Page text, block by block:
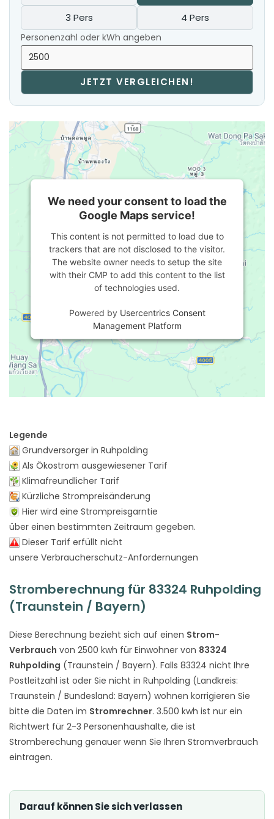
3 Pers
4 Pers
Personenzahl oder kWh angeben
JETZT VERGLEICHEN!
We need your consent to load the
Google Maps service!
This content is not permitted to load due to
trackers that are not disclosed to the visitor.
The website owner needs to setup the site
with their CMP to add this content to the list
of technologies used.
Powered by Usercentrics Consent
Management Platform
Legende
Grundversorger in Ruhpolding
Als Ökostrom ausgewiesener Tarif
Klimafreundlicher Tarif
Kürzliche Strompreisänderung
Hier wird eine Strompreisgarntie
über einen bestimmten Zeitraum gegeben.
Dieser Tarif erfüllt nicht
unsere Verbraucherschutz-Anfordernungen
Stromberechnung für 83324 Ruhpolding
(Traunstein / Bayern)
Diese Berechnung bezieht sich auf einen Strom-
Verbrauch von 2500 kwh für Einwohner von 83324
Ruhpolding (Traunstein / Bayern). Falls 83324 nicht Ihre
Postleitzahl ist oder Sie nicht in Ruhpolding (Landkreis:
Traunstein / Bundesland: Bayern) wohnen korrigieren Sie
bitte die Daten im Stromrechner. 3.500 kwh ist nur ein
Richtwert für 2-3 Personenhaushalte, die ist
Stromberechung genauer wenn Sie Ihren Stromverbrauch
eintragen.
Darauf können Sie sich verlassen